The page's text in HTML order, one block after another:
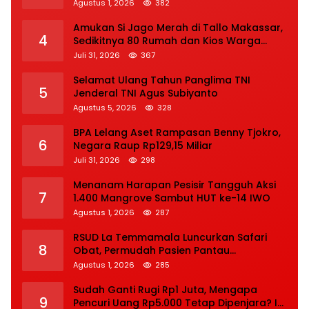
Agustus 1, 2026 382
4
Amukan Si Jago Merah di Tallo Makassar,
Sedikitnya 80 Rumah dan Kios Warga
Hangus, Pemadaman Berlangsung Tiga
Juli 31, 2026 367
5
Selamat Ulang Tahun Panglima TNI
Jenderal TNI Agus Subiyanto
Agustus 5, 2026 328
6
BPA Lelang Aset Rampasan Benny Tjokro,
Negara Raup Rp129,15 Miliar
Juli 31, 2026 298
7
Menanam Harapan Pesisir Tangguh Aksi
1.400 Mangrove Sambut HUT ke-14 IWO
Agustus 1, 2026 287
8
RSUD La Temmamala Luncurkan Safari
Obat, Permudah Pasien Pantau
Penyelesaian Resep Secara Real Time
Agustus 1, 2026 285
9
Sudah Ganti Rugi Rp1 Juta, Mengapa
Pencuri Uang Rp5.000 Tetap Dipenjara? Ini